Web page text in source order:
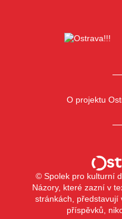
O projektu
© Spolek pro kulturní
Názory, které zazní v
stránkách, představují
příspěvků,